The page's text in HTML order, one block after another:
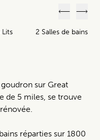
Lits 2 Salles de bains
sur Great
de 5 miles, se trouve
réparties sur 1800